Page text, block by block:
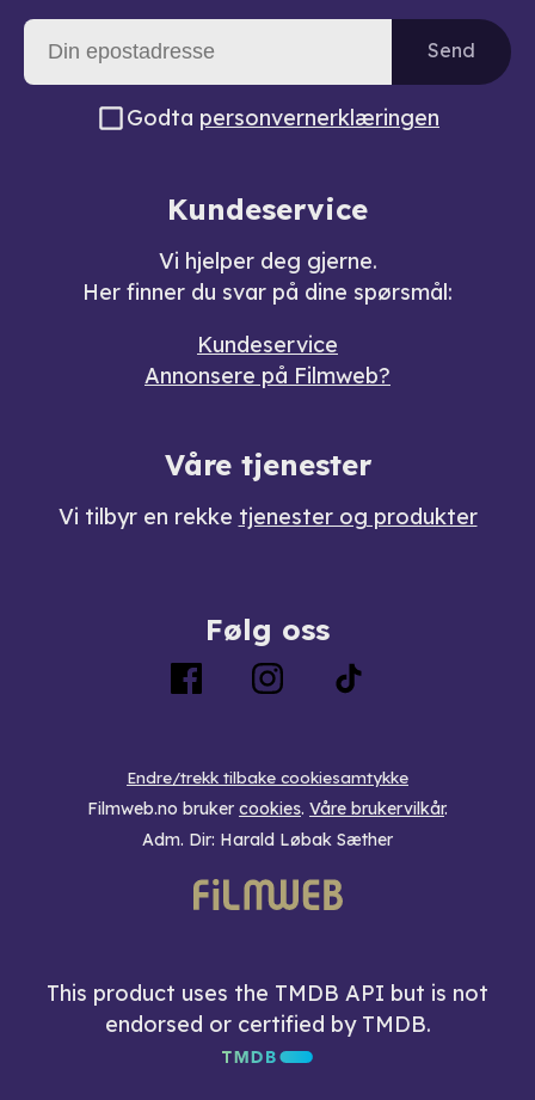
Send
Godta personvernerklæringen
Kundeservice
Vi hjelper deg gjerne.
Her finner du svar på dine spørsmål:
Kundeservice
Annonsere på Filmweb?
Våre tjenester
Vi tilbyr en rekke tjenester og produkter
Følg oss
Endre/trekk tilbake cookiesamtykke
Filmweb.no bruker cookies. Våre brukervilkår.
Adm. Dir: Harald Løbak Sæther
This product uses the TMDB API but is not
endorsed or certified by TMDB.